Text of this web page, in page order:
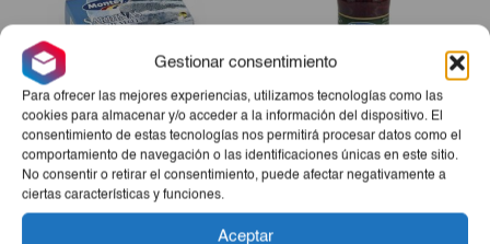
Gestionar consentimiento
Para ofrecer las mejores experiencias, utilizamos tecnologías como las
cookies para almacenar y/o acceder a la información del dispositivo. El
consentimiento de estas tecnologías nos permitirá procesar datos como el
comportamiento de navegación o las identificaciones únicas en este sitio.
No consentir o retirar el consentimiento, puede afectar negativamente a
ciertas características y funciones.
Aceptar
Sardina Aceite Montey
125g
€1,55
Remolacha Rallada Montey
345ml
€1,30